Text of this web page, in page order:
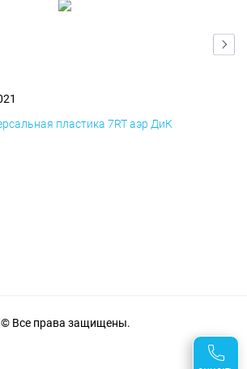
пластика 7RT аэр ДиК
© Все права защищены.